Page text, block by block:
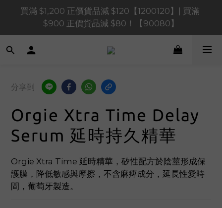
買滿 $1,200 正價貨品減 $120【1200120】| 買滿
$900 正價貨品減 $80！【90080】
買滿 $1,200 正價貨品減 $120【1200120】| 買滿
$900 正價貨品減 $80！【90080】
買滿 $600 正價貨品減 $40【60040】| 買滿 $400 正
📢 系統維護通知 – SHOPLINE Payments FPS將於
2026 年 8 月 9 日（日）凌晨 01:00 至 11:00 暫停交易
買滿 $1,200 正價貨品減 $120【1200120】| 買滿
$900 正價貨品減 $80！【90080】
分享到
Orgie Xtra Time Delay
Serum 延時持久精華
Orgie Xtra Time 延時精華，矽性配方於陰莖形成保
護膜，降低敏感與摩擦，不含麻痺成分，延長性愛時
間，葡萄牙製造。